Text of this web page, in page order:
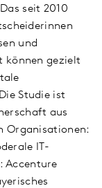
seit 2010
und
können gezielt
Studie ist
aus
Organisationen:
IT-
Accenture